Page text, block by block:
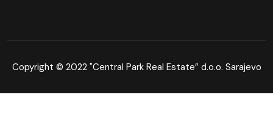
Copyright © 2022 "Central Park Real Estate” d.o.o. Sarajevo